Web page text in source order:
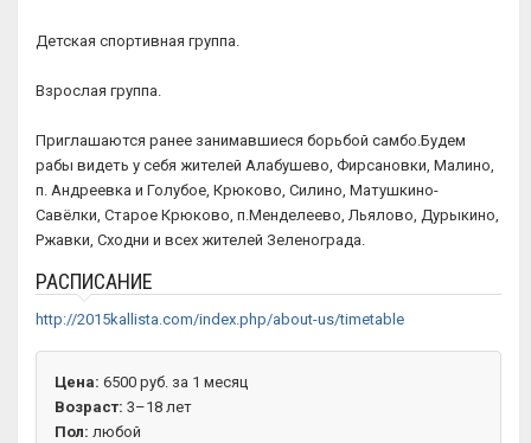
Детская спортивная группа.
Взрослая группа.
Приглашаются ранее занимавшиеся борьбой самбо.Будем
рабы видеть у себя жителей Алабушево, Фирсановки, Малино,
п. Андреевка и Голубое, Крюково, Силино, Матушкино-
Савёлки, Старое Крюково, п.Менделеево, Льялово, Дурыкино,
Ржавки, Сходни и всех жителей Зеленограда.
РАСПИСАНИЕ
http://2015kallista.com/index.php/about-us/timetable
Цена: 6500 руб. за 1 месяц
Возраст: 3–18 лет
Пол: любой